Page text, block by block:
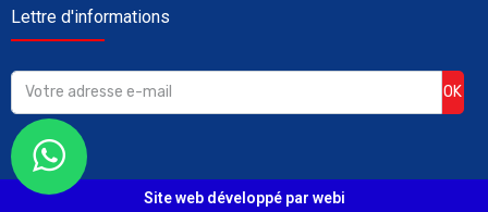
Lettre d'informations
OK
Site web développé par webi